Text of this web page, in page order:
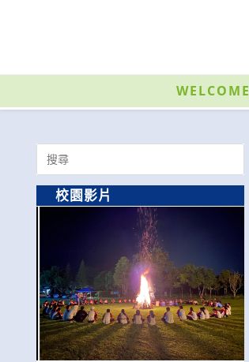
內
WELCOME
Search
for:
校園影片